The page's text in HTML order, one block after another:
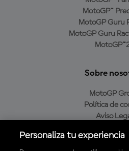
MotoGP™
MotoGP Guru
MotoGP Guru
Sobre
MotoGP
Política de
Aviso
Política de
Personaliza tu experiencia